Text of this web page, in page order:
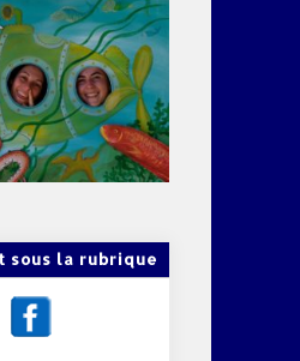
sous la rubrique